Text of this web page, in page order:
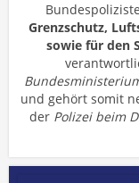
Grenzschutz,
sowie für den
und gehört somit
der Polizei beim